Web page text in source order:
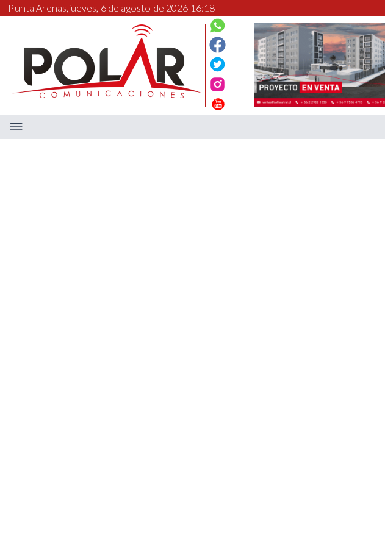
Punta Arenas,jueves, 6 de agosto de 2026 16:18